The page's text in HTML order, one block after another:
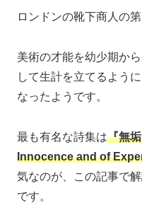
ロンドンの靴下商人の
美術の才能を幼少期か
して生計を立てるよう
なったようです。
最も有名な詩集は『無
Innocence and of
気なのが、この記事で
です。